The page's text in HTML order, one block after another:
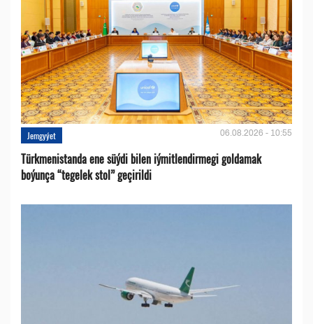
Jemgyýet 06.08.2026 - 10:55
Türkmenistanda ene süýdi bilen iýmitlendirmegi goldamak
boýunça “tegelek stol” geçirildi